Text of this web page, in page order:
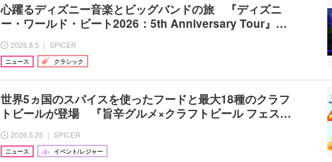
心躍るディズニー音楽とビッグバンドの旅 『ディズニ
ー・ワールド・ビート2026：5th Anniversary Tour』…
2026.8.5 ｜ SPICER
ニュース クラシック
世界5ヵ国のスパイスを使ったフードと最大18種のクラフ
トビールが登場 『旨辛グルメ×クラフトビール フェス…
2026.5.25 ｜ SPICER
ニュース イベント/レジャー